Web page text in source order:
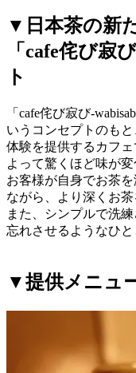
▼ 日本茶の新
「cafe侘び寂
ト
「cafe侘び寂び-
いうコンセプトのも
体験を提供するカフ
よって驚くほど味が
お客様が自身でお茶
ながら、より深くお
また、シンプルで洗
忘れさせるようなひと
▼提供メニュ